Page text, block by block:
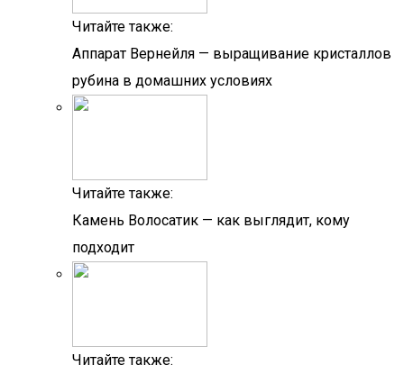
Читайте также:
Аппарат Вернейля — выращивание кристаллов
рубина в домашних условиях
Читайте также:
Камень Волосатик — как выглядит, кому
подходит
Читайте также: